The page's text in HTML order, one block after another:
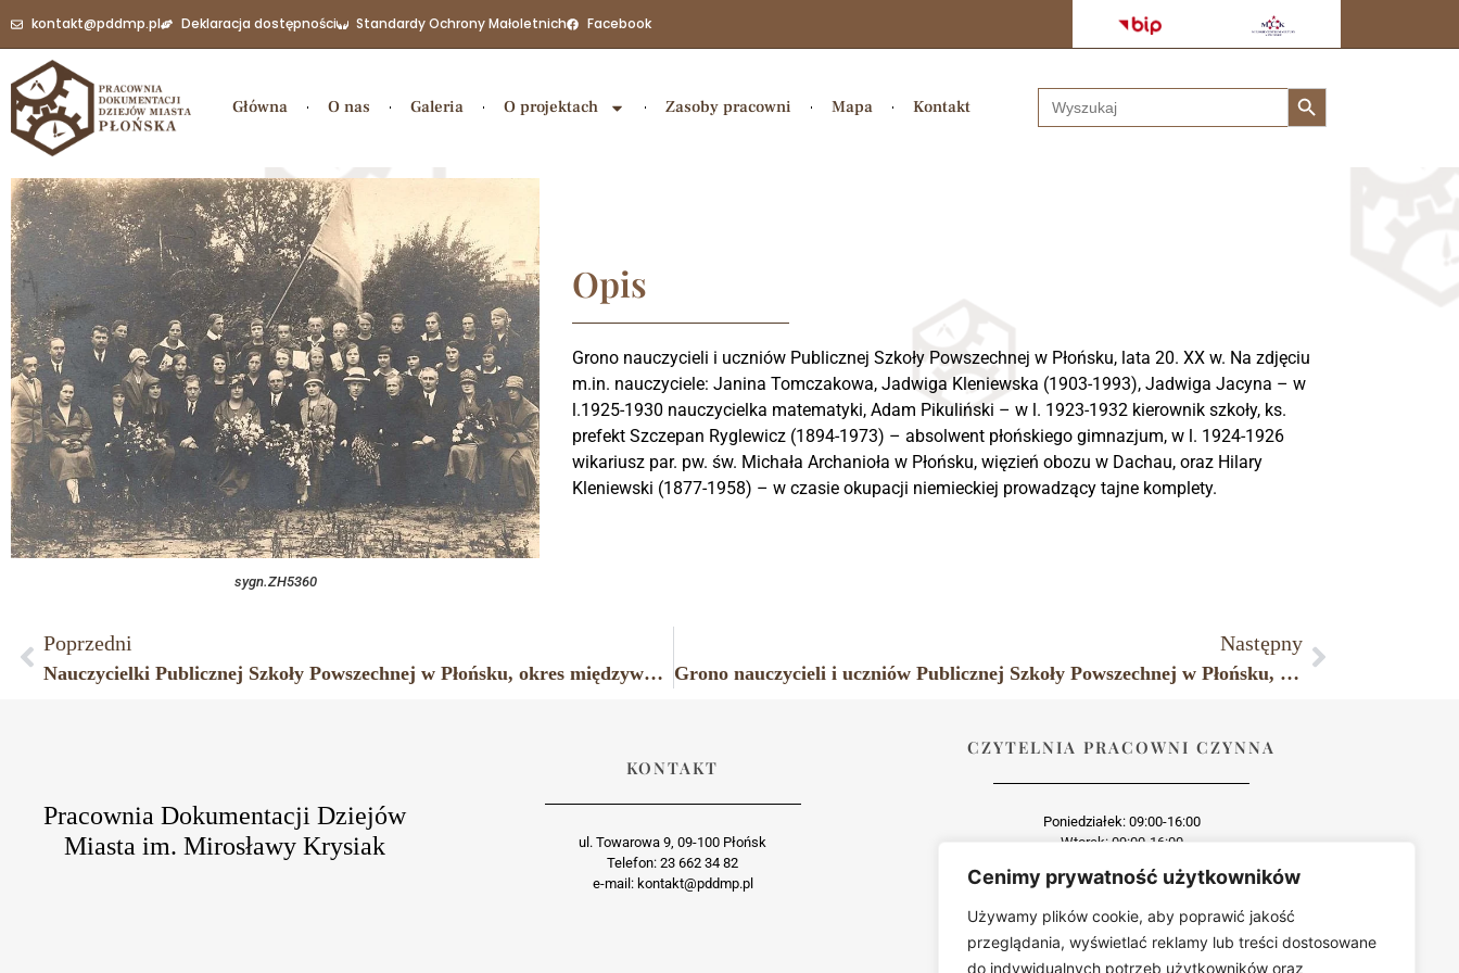
Cenimy prywatność użytkowników
Używamy plików cookie, aby poprawić jakość
przeglądania, wyświetlać reklamy lub treści dostosowane
do indywidualnych potrzeb użytkowników oraz
kontakt@pddmp.pl Deklaracja dostępności Standardy Ochrony Małoletnich Facebook
Główna O nas Galeria O projektach Zasoby pracowni Mapa Kontakt
Search
for:
Search Button
sygn.ZH5360
Opis
Grono nauczycieli i uczniów Publicznej Szkoły Powszechnej w Płońsku, lata 20. XX w. Na zdjęciu
m.in. nauczyciele: Janina Tomczakowa, Jadwiga Kleniewska (1903-1993), Jadwiga Jacyna – w
l.1925-1930 nauczycielka matematyki, Adam Pikuliński – w l. 1923-1932 kierownik szkoły, ks.
prefekt Szczepan Ryglewicz (1894-1973) – absolwent płońskiego gimnazjum, w l. 1924-1926
wikariusz par. pw. św. Michała Archanioła w Płońsku, więzień obozu w Dachau, oraz Hilary
Kleniewski (1877-1958) – w czasie okupacji niemieckiej prowadzący tajne komplety.
Poprzedni
Nauczycielki Publicznej Szkoły Powszechnej w Płońsku, okres międzywojenny.
Następny
Grono nauczycieli i uczniów Publicznej Szkoły Powszechnej w Płońsku, lata 20. XX w.
Pracownia Dokumentacji Dziejów
Miasta im. Mirosławy Krysiak
KONTAKT
ul. Towarowa 9, 09-100 Płońsk
Telefon: 23 662 34 82
e-mail: kontakt@pddmp.pl
CZYTELNIA PRACOWNI CZYNNA
Poniedziałek: 09:00-16:00
Wtorek: 09:00-16:00
Czwartek: 09:00-16:00